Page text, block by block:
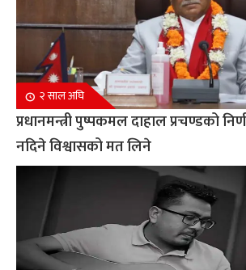
२ साल अघि
प्रधानमन्त्री पुष्पकमल दाहाल प्रचण्डको
नदिने विश्वासको मत लिने